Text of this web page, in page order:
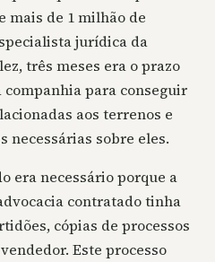
mais de 1 milhão de
jurídica da
três meses era o prazo
para conseguir
aos terrenos e
necessárias sobre eles.
era necessário porque a
contratado tinha
cópias de processos
Este processo